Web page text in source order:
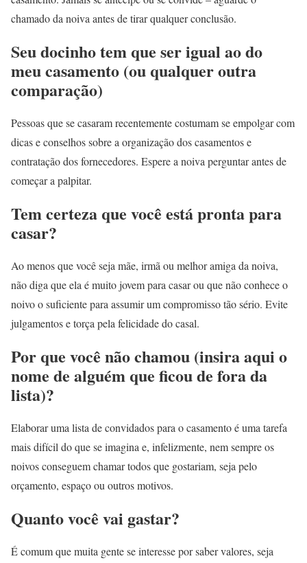
chamado da noiva antes de tirar qualquer conclusão.
Seu docinho tem que ser igual ao do
meu casamento (ou qualquer outra
comparação)
Pessoas que se casaram recentemente costumam se empolgar com
dicas e conselhos sobre a organização dos casamentos e
contratação dos fornecedores. Espere a noiva perguntar antes de
começar a palpitar.
Tem certeza que você está pronta para
casar?
Ao menos que você seja mãe, irmã ou melhor amiga da noiva,
não diga que ela é muito jovem para casar ou que não conhece o
noivo o suficiente para assumir um compromisso tão sério. Evite
julgamentos e torça pela felicidade do casal.
Por que você não chamou (insira aqui o
nome de alguém que ficou de fora da
lista)?
Elaborar uma lista de convidados para o casamento é uma tarefa
mais difícil do que se imagina e, infelizmente, nem sempre os
noivos conseguem chamar todos que gostariam, seja pelo
orçamento, espaço ou outros motivos.
Quanto você vai gastar?
É comum que muita gente se interesse por saber valores, seja